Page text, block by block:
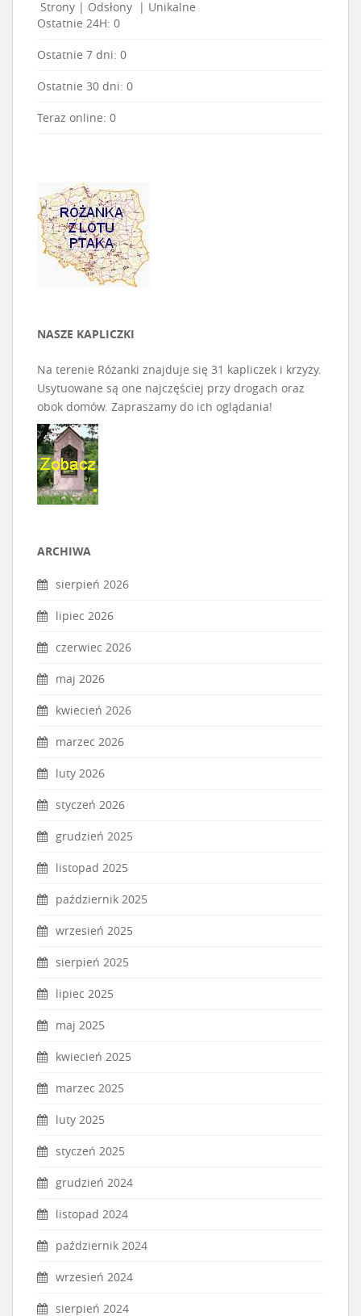
Strony | Odsłony | Unikalne
Ostatnie 24H: 0
Ostatnie 7 dni: 0
Ostatnie 30 dni: 0
Teraz online: 0
NASZE KAPLICZKI
Na terenie Różanki znajduje się 31 kapliczek i krzyży.
Usytuowane są one najczęściej przy drogach oraz
obok domów. Zapraszamy do ich oglądania!
ARCHIWA
sierpień 2026
lipiec 2026
czerwiec 2026
maj 2026
kwiecień 2026
marzec 2026
luty 2026
styczeń 2026
grudzień 2025
listopad 2025
październik 2025
wrzesień 2025
sierpień 2025
lipiec 2025
maj 2025
kwiecień 2025
marzec 2025
luty 2025
styczeń 2025
grudzień 2024
listopad 2024
październik 2024
wrzesień 2024
sierpień 2024